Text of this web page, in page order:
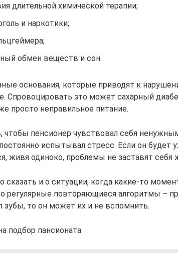
длительной химической терапии;
и наркотики;
обмен веществ и сон.
основания, которые приводят к
Спровоцировать это может сахарный
просто неправильное питание.
чтобы пенсионер чувствовал себя
испытывал стресс. Если он будет
живя одиноко, проблемы не заставят себя
сказать и о ситуации, когда какие-то
регулярные повторяющиеся алгоритмы –
зубы, то он может их и не вспомнить.
подбор пансионата